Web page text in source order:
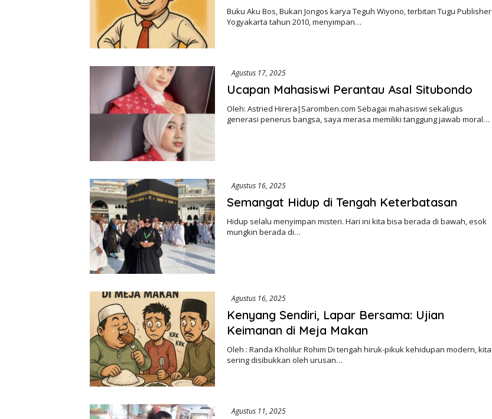
Buku Aku Bos, Bukan Jongos karya Teguh Wiyono, terbitan Tugu Publisher
Yogyakarta tahun 2010, menyimpan…
Agustus 17, 2025
Ucapan Mahasiswi Perantau Asal Situbondo
Oleh: Astried Hirera|Saromben.com Sebagai mahasiswi sekaligus
generasi penerus bangsa, saya merasa memiliki tanggung jawab moral…
Agustus 16, 2025
Semangat Hidup di Tengah Keterbatasan
Hidup selalu menyimpan misteri. Hari ini kita bisa berada di bawah, esok
mungkin berada di…
Agustus 16, 2025
Kenyang Sendiri, Lapar Bersama: Ujian
Keimanan di Meja Makan
Oleh : Randa Kholilur Rohim Di tengah hiruk-pikuk kehidupan modern, kita
sering disibukkan oleh urusan…
Agustus 11, 2025